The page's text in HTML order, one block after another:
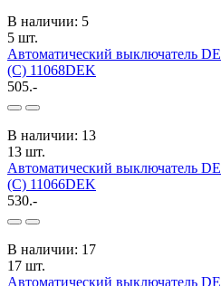
В наличии: 5
5 шт.
Автоматический выключатель
(C) 11068DEK
505.-
В наличии: 13
13 шт.
Автоматический выключатель
(C) 11066DEK
530.-
В наличии: 17
17 шт.
Автоматический выключатель